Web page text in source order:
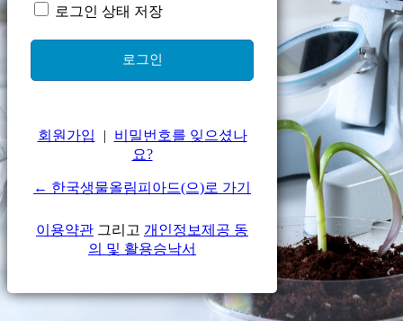
로그인 상태 저장
회원가입 |
비밀번호를 잊으셨나
요?
← 한국생물올림피아드(으)로 가기
이용약관 그리고 개인정보제공 동
의 및 활용승낙서